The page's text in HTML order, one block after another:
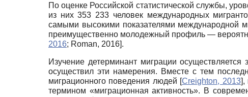
По оценке Российской статистической службы,
из них 353 233 человек международных
самыми высокими показателями международной
преимущественно молодежный профиль —
2016; Roman, 2016].
Изучение детерминант миграции
осуществил эти намерения. Вместе с тем
миграционного поведения людей [Creighton, 2013],
термином «миграционная активность». В